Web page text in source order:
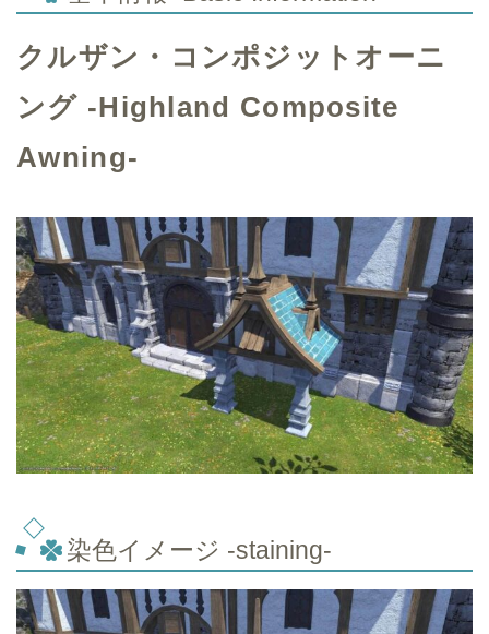
クルザン・コンポジットオーニ
ング -Highland Composite
Awning-
染色イメージ -staining-